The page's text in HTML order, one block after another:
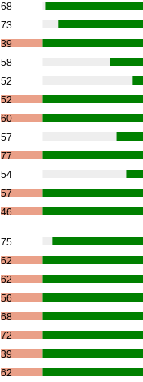
68
73
39
58
52
52
60
57
77
54
57
46
75
62
62
56
68
72
39
62